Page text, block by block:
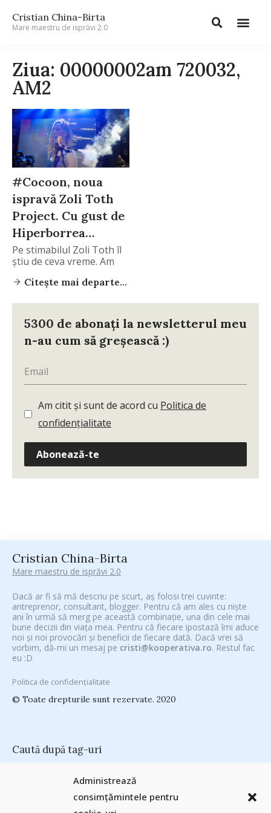
Administrează
consimțămintele pentru
Cristian China-Birta
Mare maestru de isprăvi 2.0
Ziua: 00000002am 720032,
AM2
#Cocoon, noua
ispravă Zoli Toth
Project. Cu gust de
Hiperborrea…
Pe stimabilul Zoli Toth îl
știu de ceva vreme. Am
Citește mai departe...
5300 de abonați la newsletterul meu
n-au cum să greșească :)
Am citit și sunt de acord cu Politica de
confidențialitate
Abonează-te
Cristian China-Birta
Mare maestru de isprăvi 2.0
Dacă ar fi să mă descriu pe scurt, aș folosi trei cuvinte:
antreprenor, consultant, blogger. Pentru că am ales cu niște
ani în urmă să merg pe această combinație, una din cele mai
bune decizii din viața mea. Pentru că fiecare ipostază îmi aduce
noi și noi provocări și beneficii de fiecare dată. Dacă vrei să
vorbim, dă-mi un mesaj pe cristi@kooperativa.ro. Restul fac
eu :D
Politica de confidențialitate
© Toate drepturile sunt rezervate. 2020
Caută după tag-uri
#PoateVăInteresează(94)#PrinThailandaMea
(28)antena 3(24)Antreprenoriat
Autenticitate